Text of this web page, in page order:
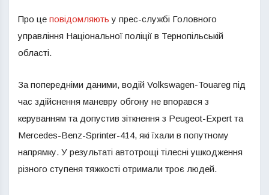
Про це повідомляють у прес-службі Головного
управління Національної поліції в Тернопільській
області.
За попередніми даними, водій Volkswagen-Touareg під
час здійснення маневру обгону не впорався з
керуванням та допустив зіткнення з Peugeot-Expert та
Mercedes-Benz-Sprinter-414, які їхали в попутному
напрямку. У результаті автотрощі тілесні ушкодження
різного ступеня тяжкості отримали троє людей.